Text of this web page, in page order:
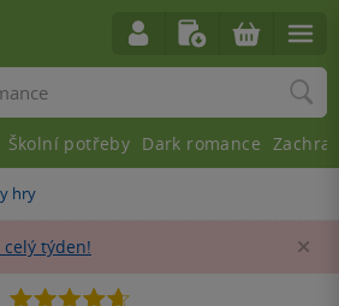
hry
týden!
4.7
Školní potřeby Dark romance